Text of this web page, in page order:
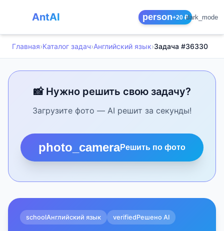
AntAI person+20 ₽dark_mode
Главная›Каталог задач›Английский язык›Задача #36330
📸 Нужно решить свою задачу?
Загрузите фото — AI решит за секунды!
photo_cameraРешить по фото
schoolАнглийский язык verifiedРешено AI